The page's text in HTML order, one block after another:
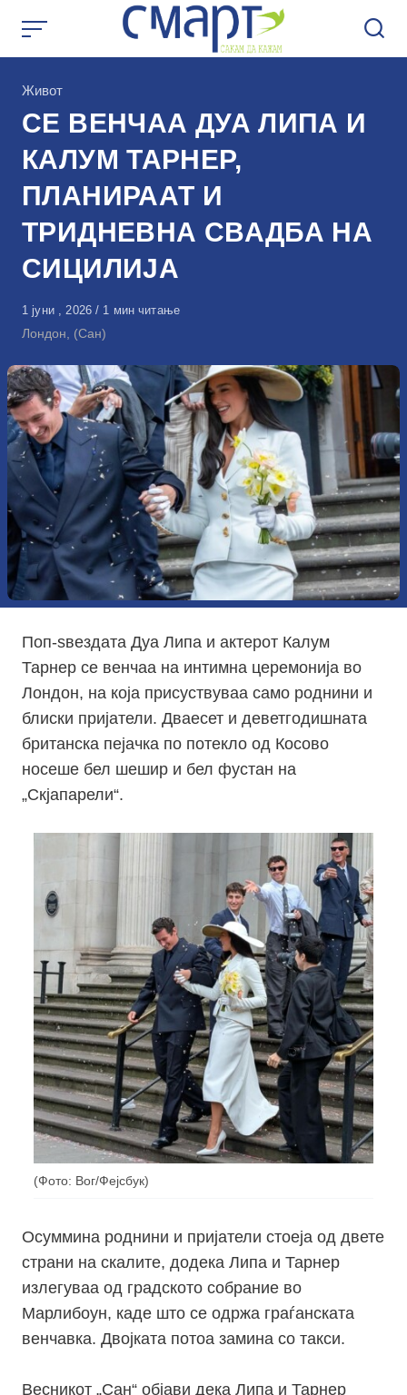
КАтегорија
Живот
СЕ ВЕНЧАА ДУА ЛИПА И
КАЛУМ ТАРНЕР,
ПЛАНИРААТ И
ТРИДНЕВНА СВАДБА НА
СИЦИЛИЈА
Објавено
на
1 јуни , 2026 1 мин читање
Лондон, (Сан)
Поп-ѕвездата Дуа Липа и актерот Калум
Тарнер се венчаа на интимна церемонија во
Лондон, на која присуствуваа само роднини и
блиски пријатели. Дваесет и деветгодишната
британска пејачка по потекло од Косово
носеше бел шешир и бел фустан на
„Скјапарели“.
(Фото: Вог/Фејсбук)
Осуммина роднини и пријатели стоеја од двете
страни на скалите, додека Липа и Тарнер
излегуваа од градското собрание во
Марлибоун, каде што се одржа граѓанската
венчавка. Двојката потоа замина со такси.
Весникот „Сан“ објави дека Липа и Тарнер